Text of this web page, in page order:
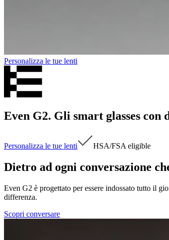
Personalizza le tue lenti
Even G2. Gli smart glasses
Personalizza le tue lenti HSA/FSA eligible
Dietro ad ogni conversazione
Even G2 è progettato per essere indossato tutto il
differenza.
Scopri conversare